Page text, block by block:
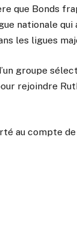
que Bonds
nationale
les ligues
groupe
rejoindre
au compte